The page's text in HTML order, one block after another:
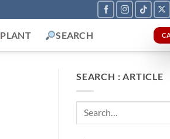
PLANT SEARCH
SEARCH : ARTICLE